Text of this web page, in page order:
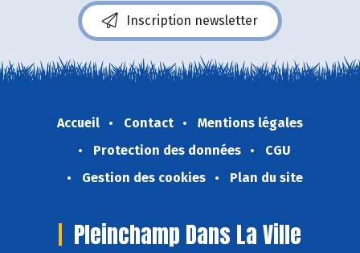
Inscription newsletter
Accueil Contact
Mentions légales
Protection des données
CGU
Gestion des cookies
Plan du site
Pleinchamp Dans La Ville